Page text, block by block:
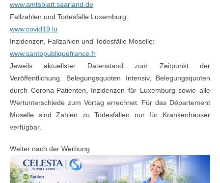
www.amtsblatt.saarland.de
Fallzahlen und Todesfälle Luxemburg:
www.covid19.lu
Inzidenzen, Fallzahlen und Todesfälle Moselle:
www.santepubliquefrance.fr
Jeweils aktuellster Datenstand zum Zeitpunkt der
Veröffentlichung. Belegungsquoten Intensiv, Belegungsquoten
durch Corona-Patienten, Inzidenzen für Luxemburg sowie alle
Wertunterschiede zum Vortag errechnet. Für das Département
Moselle sind Zahlen zu Todesfällen nur für Krankenhäuser
verfügbar.
Weiter nach der Werbung